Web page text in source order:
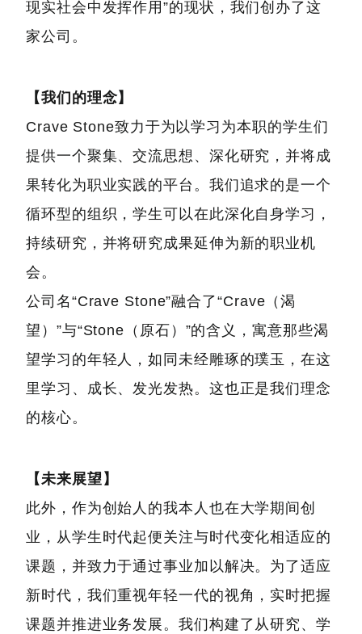
现实社会中发挥作用”的现状，我们创办了这
家公司。
【我们的理念】
Crave Stone致力于为以学习为本职的学生们
提供一个聚集、交流思想、深化研究，并将成
果转化为职业实践的平台。我们追求的是一个
循环型的组织，学生可以在此深化自身学习，
持续研究，并将研究成果延伸为新的职业机
会。
公司名“Crave Stone”融合了“Crave（渴
望）”与“Stone（原石）”的含义，寓意那些渴
望学习的年轻人，如同未经雕琢的璞玉，在这
里学习、成长、发光发热。这也正是我们理念
的核心。
【未来展望】
此外，作为创始人的我本人也在大学期间创
业，从学生时代起便关注与时代变化相适应的
课题，并致力于通过事业加以解决。为了适应
新时代，我们重视年轻一代的视角，实时把握
课题并推进业务发展。我们构建了从研究、学